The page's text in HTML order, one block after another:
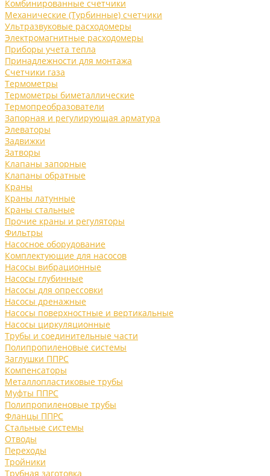
Комбинированные счетчики
Механические (Турбинные) счетчики
Ультразвуковые расходомеры
Электромагнитные расходомеры
Приборы учета тепла
Принадлежности для монтажа
Счетчики газа
Термометры
Термометры биметаллические
Термопреобразователи
Запорная и регулирующая арматура
Элеваторы
Задвижки
Затворы
Клапаны запорные
Клапаны обратные
Краны
Краны латунные
Краны стальные
Прочие краны и регуляторы
Фильтры
Насосное оборудование
Комплектующие для насосов
Насосы вибрационные
Насосы глубинные
Насосы для опрессовки
Насосы дренажные
Насосы поверхностные и вертикальные
Насосы циркуляционные
Трубы и соединительные части
Полипропиленовые системы
Заглушки ППРС
Компенсаторы
Металлопластиковые трубы
Муфты ППРС
Полипропиленовые трубы
Фланцы ППРС
Стальные системы
Отводы
Переходы
Тройники
Трубная заготовка